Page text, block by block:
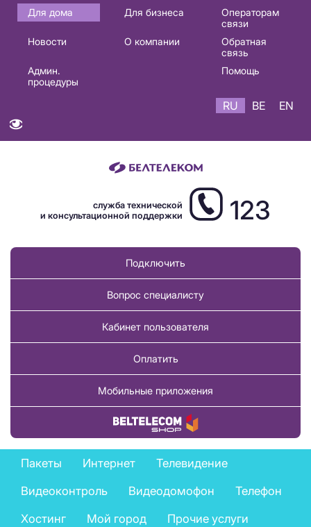
Основная
навигация
Для дома Для бизнеса
Операторам
связи
Новости
О компании
Обратная
связь
Админ.
процедуры
Помощь
RU BE EN
служба технической
и консультационной поддержки
123
Подключить
Вопрос специалисту
Кабинет пользователя
Оплатить
Мобильные приложения
Купить товар
Private
services
menu
Пакеты Интернет
Телевидение
Видеоконтроль
Видеодомофон
Телефон
Хостинг
Мой город
Прочие услуги